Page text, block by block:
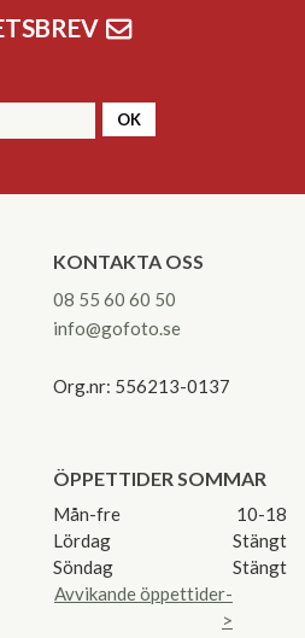
OK
KONTAKTA OSS
08 55 60 60 50
info@gofoto.se
Org.nr: 556213-0137
ÖPPETTIDER SOMMAR
Mån-fre
10-18
Lördag
Stängt
Söndag
Stängt
Avvikande öppettider-
>